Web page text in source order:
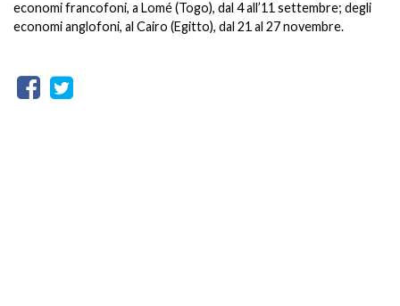
economi francofoni, a Lomé (Togo), dal 4 all’11 settembre; degli
economi anglofoni, al Cairo (Egitto), dal 21 al 27 novembre.